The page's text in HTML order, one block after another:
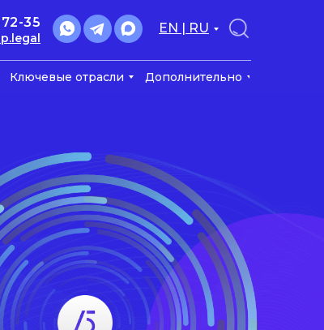
Ключевые отрасли Дополнительно
35 EN | RU